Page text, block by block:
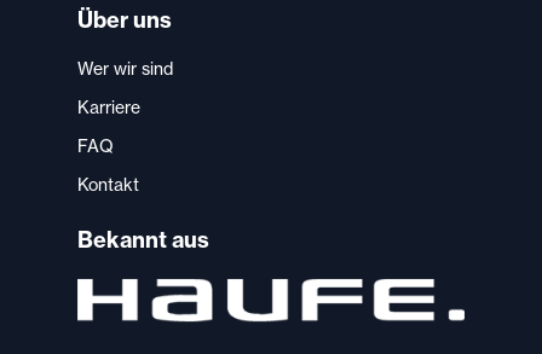
Über uns
Wer wir sind
Karriere
FAQ
Kontakt
Bekannt aus